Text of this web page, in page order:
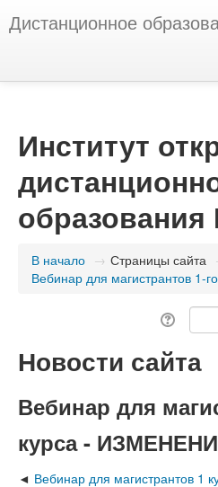
Дистанционное
Институт
В начало → Страницы сайта
Вебинар для магистрантов
Новости сайта
Вебинар для
курса -
Вебинар для магистрантов 1